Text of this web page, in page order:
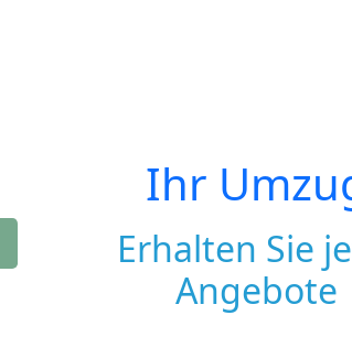
Ihr
Erhalten Sie
Angebote